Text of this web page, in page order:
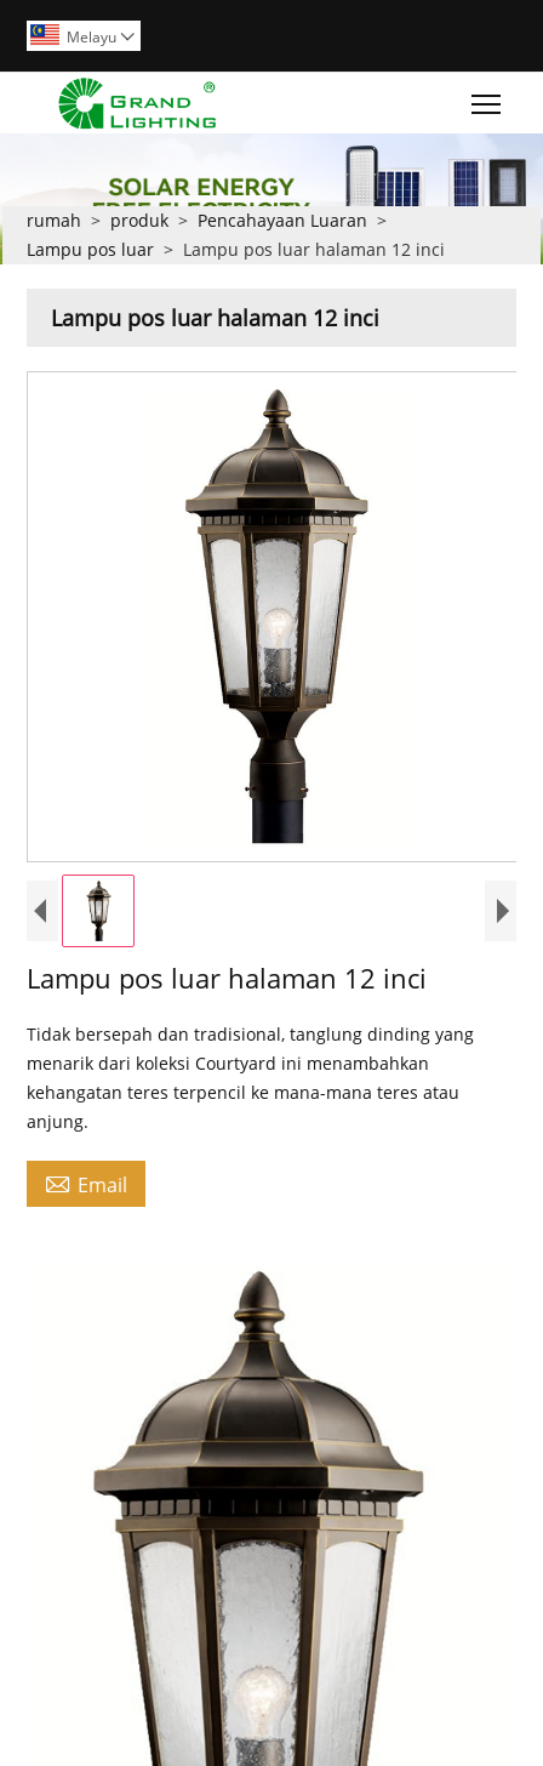
Melayu 
rumah > produk > Pencahayaan Luaran >
Lampu pos luar > Lampu pos luar halaman 12 inci
Lampu pos luar halaman 12 inci
Lampu pos luar halaman 12 inci
Tidak bersepah dan tradisional, tanglung dinding yang
menarik dari koleksi Courtyard ini menambahkan
kehangatan teres terpencil ke mana-mana teres atau
anjung.
 Email